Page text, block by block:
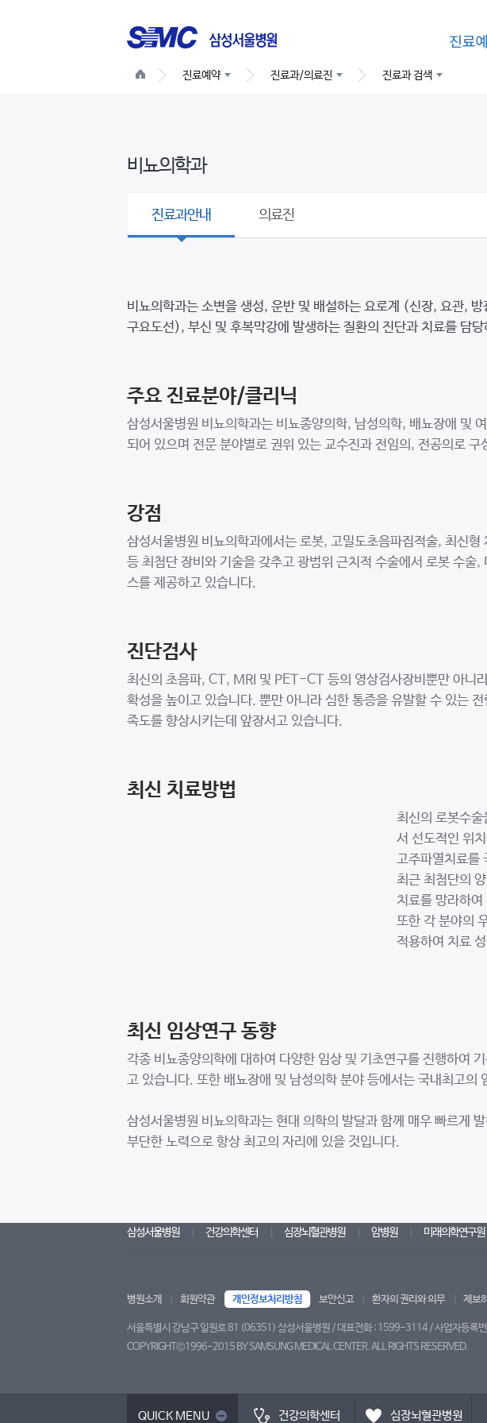
진료예약 진료과/의료진 진료과 검색
QUICK MENU 건강의학센터 심장뇌혈관병원
비뇨의학과
진료과안내 의료진
비뇨의학과는 소변을 생성, 운반 및 배설하는 요로계 (신장, 요관,
구요도선), 부신 및 후복막강에 발생하는 질환의 진단과 치료를 담
주요 진료분야/클리닉
삼성서울병원 비뇨의학과는 비뇨종양의학, 남성의학, 배뇨장애 및
되어 있으며 전문 분야별로 권위 있는 교수진과 전임의, 전공의로 구
강점
삼성서울병원 비뇨의학과에서는 로봇, 고밀도초음파집적술, 최신
등 최첨단 장비와 기술을 갖추고 광범위 근치적 수술에서 로봇 수술
스를 제공하고 있습니다.
진단검사
최신의 초음파, CT, MRI 및 PET-CT 등의 영상검사장비뿐만 아니
확성을 높이고 있습니다. 뿐만 아니라 심한 통증을 유발할 수 있는
족도를 향상시키는데 앞장서고 있습니다.
최신 치료방법
최신의 로봇수
서 선도적인 위
고주파열치료를
최근 최첨단의
치료를 망라하
또한 각 분야의
적용하여 치료
최신 임상연구 동향
각종 비뇨종양의학에 대하여 다양한 임상 및 기초연구를 진행하여
고 있습니다. 또한 배뇨장애 및 남성의학 분야 등에서는 국내최고의
삼성서울병원 비뇨의학과는 현대 의학의 발달과 함께 매우 빠르게
부단한 노력으로 항상 최고의 자리에 있을 것입니다.
삼성서울병원 건강의학센터 심장뇌혈관병원 암병원 미래의학연구원
병원소개 회원약관 개인정보처리방침 보안신고 환자의 권리와 의무 제보
서울특별시 강남구 일원로 81 (06351) 삼성서울병원 / 대표전화 : 1599-3114 / 사업자등
COPYRIGHT©1996-2015 BY SAMSUNG MEDICAL CENTER. ALL RIGHTS RESERVED.